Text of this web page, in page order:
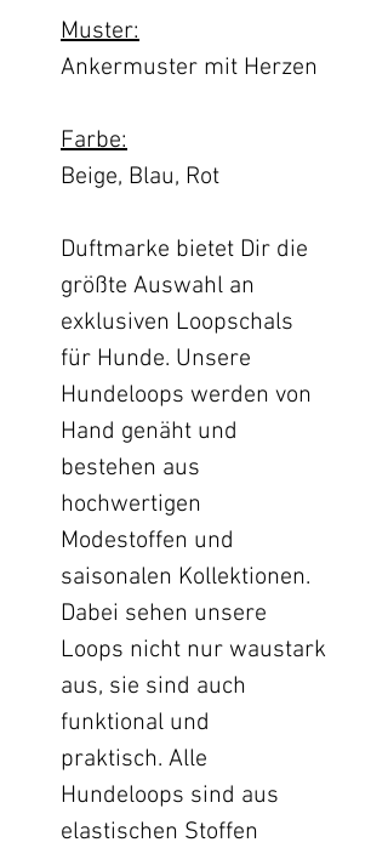
Muster:
Ankermuster mit Herzen
Farbe:
Beige, Blau, Rot
Duftmarke bietet Dir die
größte Auswahl an
exklusiven Loopschals
für Hunde. Unsere
Hundeloops werden von
Hand genäht und
bestehen aus
hochwertigen
Modestoffen und
saisonalen Kollektionen.
Dabei sehen unsere
Loops nicht nur waustark
aus, sie sind auch
funktional und
praktisch. Alle
Hundeloops sind aus
elastischen Stoffen